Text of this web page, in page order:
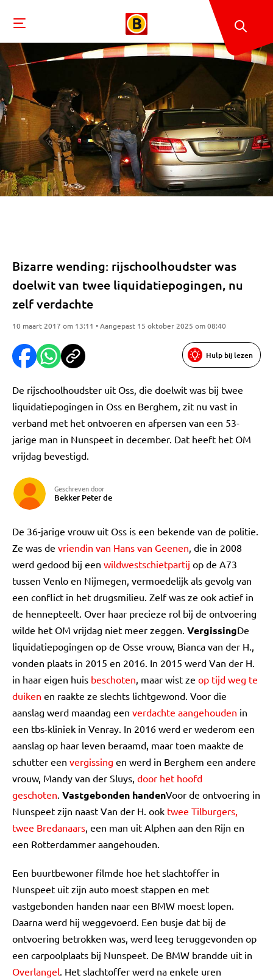
Bizarre wending: rijschoolhoudster was
doelwit van twee liquidatiepogingen, nu
zelf verdachte
10 maart 2017 om 13:11 • Aangepast 15 oktober 2025 om 08:40
Hulp bij lezen
De rijschoolhoudster uit Oss, die doelwit was bij twee
liquidatiepogingen in Oss en Berghem, zit nu vast in
verband met het ontvoeren en afpersen van een 53-
jarige man in Nunspeet in december. Dat heeft het OM
vrijdag bevestigd.
Geschreven door
Bekker Peter de
De 36-jarige vrouw uit Oss is een bekende van de politie.
Ze was de vriendin van Hans van Geenen, die in 2008
werd gedood bij een wildwestschietpartij op de A73
tussen Venlo en Nijmegen, vermoedelijk als gevolg van
een conflict in het drugsmilieu. Zelf was ze ook actief in
de hennepteelt. Over haar precieze rol bij de ontvoering
wilde het OM vrijdag niet meer zeggen. VergissingDe
liquidatiepogingen op de Osse vrouw, Bianca van der H.,
vonden plaats in 2015 en 2016. In 2015 werd Van der H.
in haar eigen huis beschoten, maar wist ze op tijd weg te
duiken en raakte ze slechts lichtgewond. Voor die
aanslag werd maandag een verdachte aangehouden in
een tbs-kliniek in Venray. In 2016 werd er wederom een
aanslag op haar leven beraamd, maar toen maakte de
schutter een vergissing en werd in Berghem een andere
vrouw, Mandy van der Sluys, door het hoofd
geschoten. Vastgebonden handenVoor de ontvoering in
Nunspeet zijn naast Van der H. ook twee Tilburgers,
twee Bredanaars, een man uit Alphen aan den Rijn en
een Rotterdammer aangehouden.
Een buurtbewoner filmde hoe het slachtoffer in
Nunspeet uit zijn auto moest stappen en met
vastgebonden handen naar een BMW moest lopen.
Daarna werd hij weggevoerd. Een busje dat bij de
ontvoering betrokken was, werd leeg teruggevonden op
een carpoolplaats bij Nunspeet. De BMW brandde uit in
Overlangel. Het slachtoffer werd na enkele uren